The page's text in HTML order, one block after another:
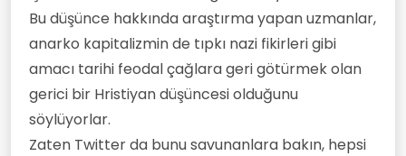
Bu düşünce hakkında araştırma yapan uzmanlar,
anarko kapitalizmin de tıpkı nazi fikirleri gibi
amacı tarihi feodal çağlara geri götürmek olan
gerici bir Hristiyan düşüncesi olduğunu
söylüyorlar.
Zaten Twitter da bunu savunanlara bakın, hepsi